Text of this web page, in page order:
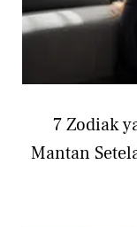
7 Zodiak
Mantan